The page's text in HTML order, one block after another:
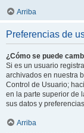
Arriba
Preferencias de
¿Cómo se puede
Si es un usuario
archivados en nuestra
Control de Usuario;
en la parte superior de
sus datos y
Arriba